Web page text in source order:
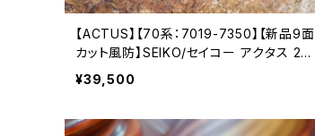
【ACTUS】【70系：7019-7350】【新品9面
カット風防】SEIKO/セイコー アクタス 21
石 Cal.7019 キャリバー 機械式 自動巻き
腕時計 精工舎亀戸工場/SS 1976年 3月
¥39,500